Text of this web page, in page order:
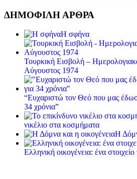
ΔΗΜΟΦΙΛΗ ΑΡΘΡΑ
Η σφήνα
Τουρκική Εισβολή –
Αύγουστος 1974
“Ευχαριστώ τον Θεό που μας
34 χρόνια”
νικέλιο στα κοσμήματα
Η
Ελληνική οικογένεια: ένα